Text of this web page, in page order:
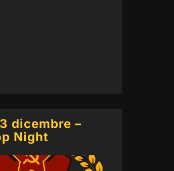
dicembre –
Night